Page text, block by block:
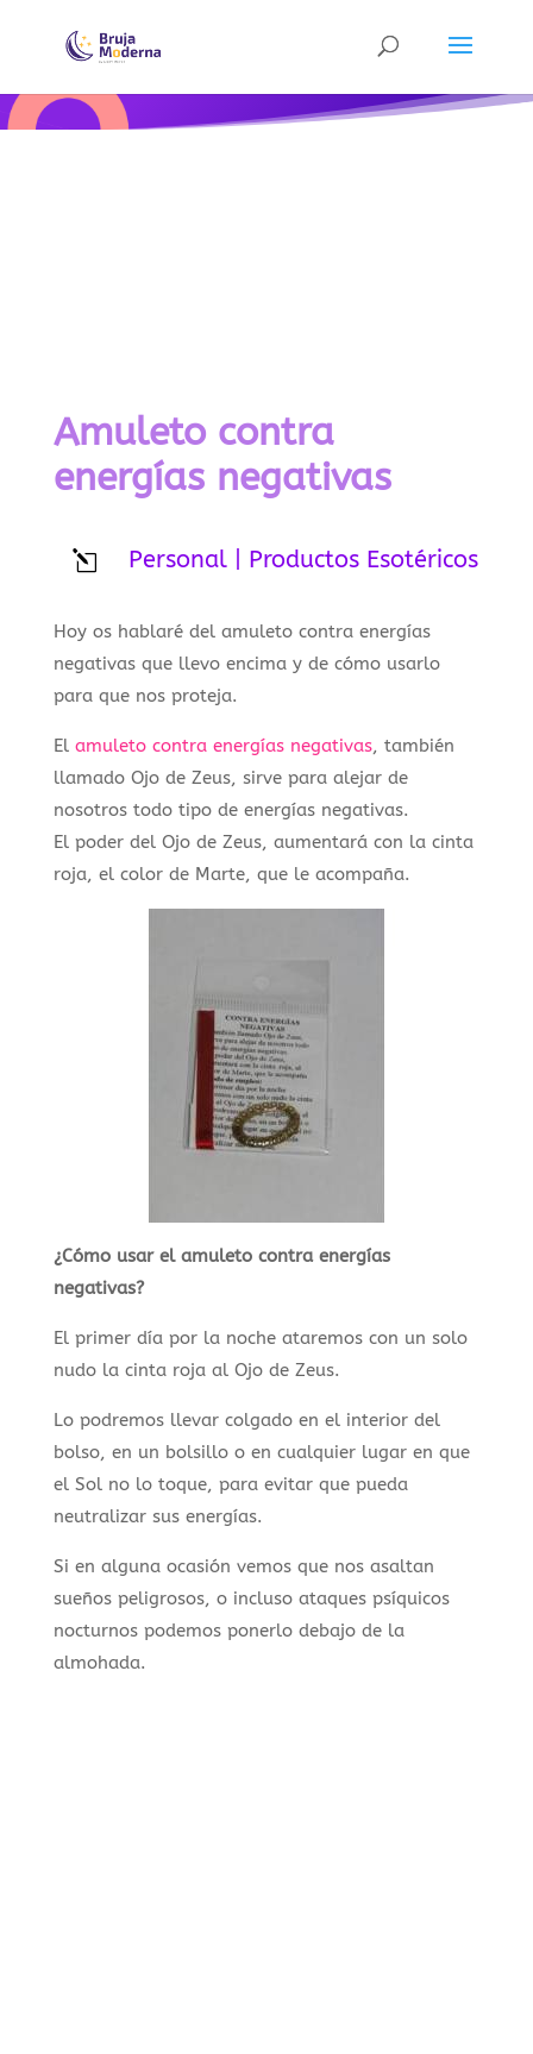
Amuleto contra
energías negativas
l Personal| Productos Esotéricos
Hoy os hablaré del amuleto contra energías
negativas que llevo encima y de cómo usarlo
para que nos proteja.
El amuleto contra energías negativas, también
llamado Ojo de Zeus, sirve para alejar de
nosotros todo tipo de energías negativas.
El poder del Ojo de Zeus, aumentará con la cinta
roja, el color de Marte, que le acompaña.
¿Cómo usar el amuleto contra energías
negativas?
El primer día por la noche ataremos con un solo
nudo la cinta roja al Ojo de Zeus.
Lo podremos llevar colgado en el interior del
bolso, en un bolsillo o en cualquier lugar en que
el Sol no lo toque, para evitar que pueda
neutralizar sus energías.
Si en alguna ocasión vemos que nos asaltan
sueños peligrosos, o incluso ataques psíquicos
nocturnos podemos ponerlo debajo de la
almohada.